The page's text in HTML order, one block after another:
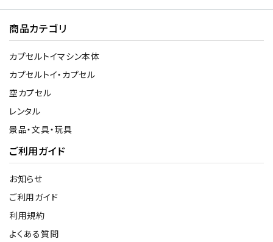
商品カテゴリ
カプセルトイマシン本体
カプセルトイ・カプセル
空カプセル
レンタル
景品・文具・玩具
ご利用ガイド
お知らせ
ご利用ガイド
利用規約
よくある質問